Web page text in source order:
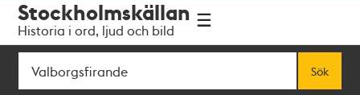
navigationen
huvudinnehållet
Stockholmskällan
Historia i ord, ljud och bild
Sök
Sök